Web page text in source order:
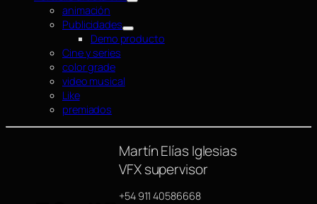
animación
Publicidades
Demo producto
Cine y series
color grade
video musical
Like
premiados
Martín Elías Iglesias
VFX supervisor
+54 911 40586668